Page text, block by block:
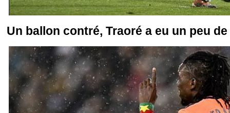
Un ballon contré, Traoré a eu un peu